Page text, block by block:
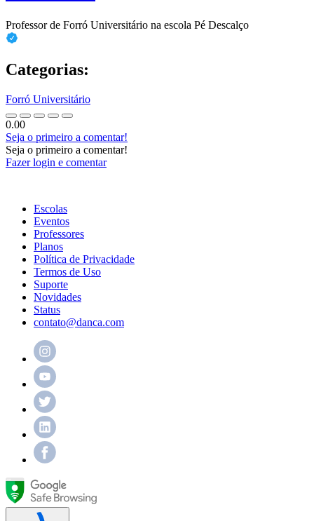
Professor de Forró Universitário na escola Pé Descalço
Categorias:
Forró Universitário
0.00
Seja o primeiro a comentar!
Seja o primeiro a comentar!
Fazer login e comentar
Escolas
Eventos
Professores
Planos
Política de Privacidade
Termos de Uso
Suporte
Novidades
Status
contato@danca.com